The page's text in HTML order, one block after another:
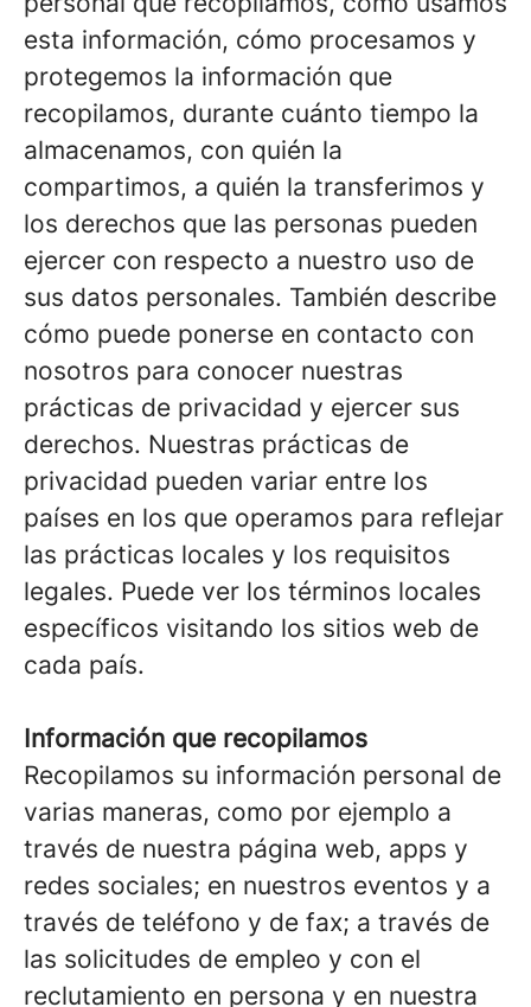
esta información, cómo procesamos y
protegemos la información que
recopilamos, durante cuánto tiempo la
almacenamos, con quién la
compartimos, a quién la transferimos y
los derechos que las personas pueden
ejercer con respecto a nuestro uso de
sus datos personales. También describe
cómo puede ponerse en contacto con
nosotros para conocer nuestras
prácticas de privacidad y ejercer sus
derechos. Nuestras prácticas de
privacidad pueden variar entre los
países en los que operamos para reflejar
las prácticas locales y los requisitos
legales. Puede ver los términos locales
específicos visitando los sitios web de
cada país.
Información que recopilamos
Recopilamos su información personal de
varias maneras, como por ejemplo a
través de nuestra página web, apps y
redes sociales; en nuestros eventos y a
través de teléfono y de fax; a través de
las solicitudes de empleo y con el
reclutamiento en persona y en nuestra